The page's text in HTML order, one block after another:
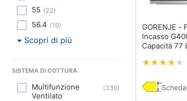
55 (22)
56.4 (19)
Scopri di più
SISTEMA DI COTTURA
Multifunzione
Ventilato
(339)
GORENJE - Forno Elettrico da
Incasso
Capacità 77
Colore